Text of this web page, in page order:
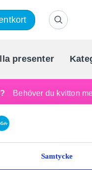
Samtycke
presenter
Behöver du kvitton